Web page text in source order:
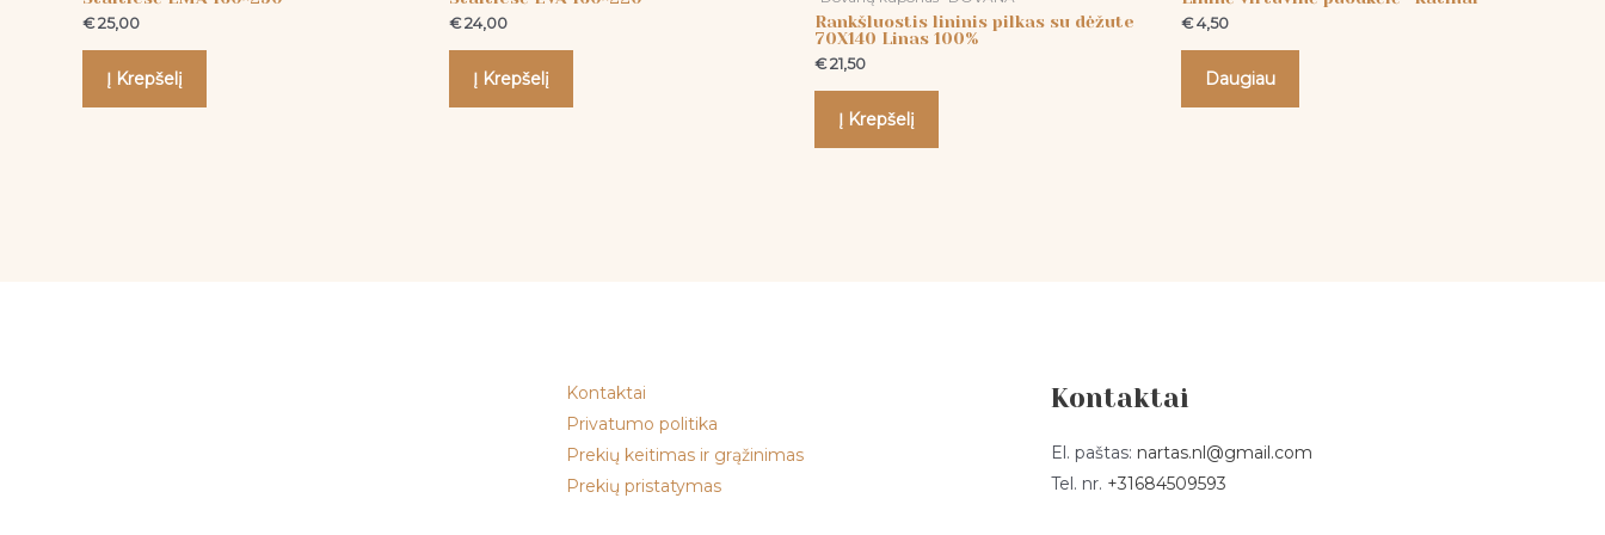
€25,00
Į Krepšelį
€24,00
Į Krepšelį
Rankšluostis lininis pilkas su dėžute
70X140 Linas 100%
€21,50
Į Krepšelį
€4,50
Daugiau
Kontaktai
Privatumo politika
Prekių keitimas ir grąžinimas
Prekių pristatymas
Kontaktai
El. paštas: nartas.nl@gmail.com
Tel. nr. +31684509593